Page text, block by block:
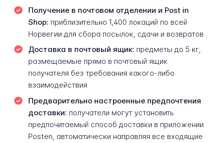
Получение в почтовом отделении и Post in
Shop: приблизительно 1,400 локаций по всей
Норвегии для сбора посылок, сдачи и возвратов
Доставка в почтовый ящик: предметы до 5 кг,
размещаемые прямо в почтовый ящик
получателя без требования какого-либо
взаимодействия
Предварительно настроенные предпочтения
доставки: получатели могут установить
предпочитаемый способ доставки в приложении
Posten, автоматически направляя все входящие